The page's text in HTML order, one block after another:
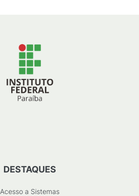
DESTAQUES
Acesso a Sistemas